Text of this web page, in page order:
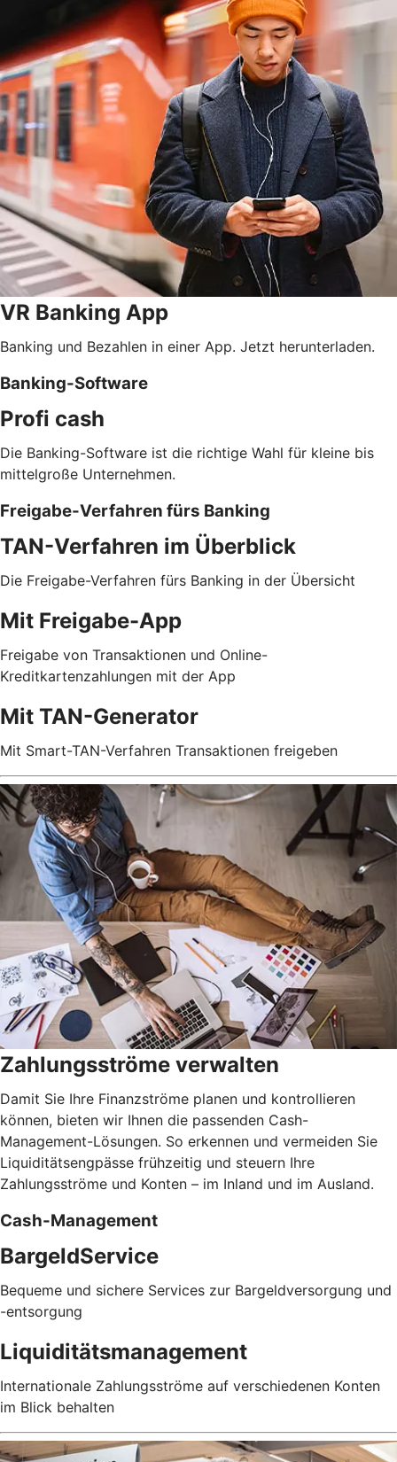
VR Banking App
Banking und Bezahlen in einer App. Jetzt herunterladen.
Banking-Software
Profi cash
Die Banking-Software ist die richtige Wahl für kleine bis
mittelgroße Unternehmen.
Freigabe-Verfahren fürs Banking
TAN-Verfahren im Überblick
Die Freigabe-Verfahren fürs Banking in der Übersicht
Mit Freigabe-App
Freigabe von Transaktionen und Online-
Kreditkartenzahlungen mit der App
Mit TAN-Generator
Mit Smart-TAN-Verfahren Transaktionen freigeben
Zahlungsströme verwalten
Damit Sie Ihre Finanzströme planen und kontrollieren
können, bieten wir Ihnen die passenden Cash-
Management-Lösungen. So erkennen und vermeiden Sie
Liquiditätsengpässe frühzeitig und steuern Ihre
Zahlungsströme und Konten – im Inland und im Ausland.
Cash-Management
BargeldService
Bequeme und sichere Services zur Bargeldversorgung und
-entsorgung
Liquiditätsmanagement
Internationale Zahlungsströme auf verschiedenen Konten
im Blick behalten